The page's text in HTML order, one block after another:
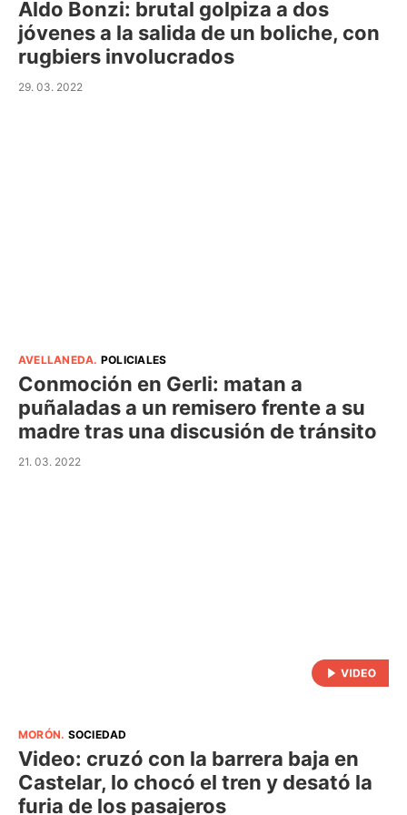
Aldo Bonzi: brutal golpiza a dos
jóvenes a la salida de un boliche, con
rugbiers involucrados
29. 03. 2022
AVELLANEDA. POLICIALES
Conmoción en Gerli: matan a
puñaladas a un remisero frente a su
madre tras una discusión de tránsito
21. 03. 2022
MORÓN. SOCIEDAD
Video: cruzó con la barrera baja en
Castelar, lo chocó el tren y desató la
furia de los pasajeros